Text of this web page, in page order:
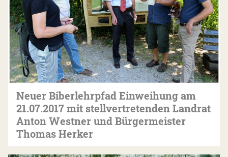
Neuer Biberlehrpfad Einweihung am
21.07.2017 mit stellvertretenden Landrat
Anton Westner und Bürgermeister
Thomas Herker